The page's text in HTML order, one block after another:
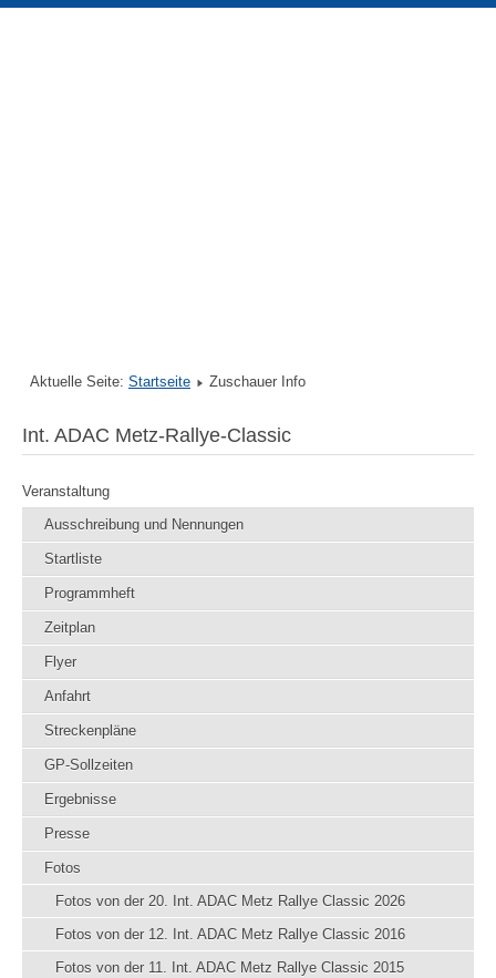
Aktuelle Seite: Startseite Zuschauer Info
Int. ADAC Metz-Rallye-Classic
Veranstaltung
Ausschreibung und Nennungen
Startliste
Programmheft
Zeitplan
Flyer
Anfahrt
Streckenpläne
GP-Sollzeiten
Ergebnisse
Presse
Fotos
Fotos von der 20. Int. ADAC Metz Rallye Classic 2026
Fotos von der 12. Int. ADAC Metz Rallye Classic 2016
Fotos von der 11. Int. ADAC Metz Rallye Classic 2015